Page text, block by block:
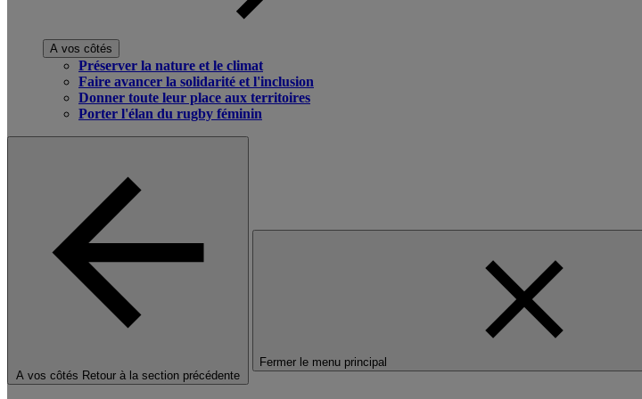
A vos côtés
Préserver la nature et le climat
Faire avancer la solidarité et l'inclusion
Donner toute leur place aux territoires
Porter l'élan du rugby féminin
A vos côtés Retour à la section précédente
Fermer le menu principal